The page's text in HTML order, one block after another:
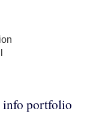
info portfolio